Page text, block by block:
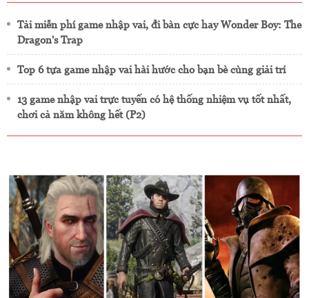
Tải miễn phí game nhập vai, đi bàn cực hay Wonder Boy: The
Dragon's Trap
Top 6 tựa game nhập vai hài hước cho bạn bè cùng giải trí
13 game nhập vai trực tuyến có hệ thống nhiệm vụ tốt nhất,
chơi cả năm không hết (P2)